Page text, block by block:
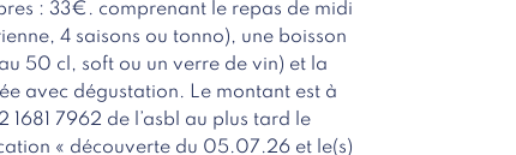
: 33€. comprenant le repas de midi
4 saisons ou tonno), une boisson
50 cl, soft ou un verre de vin) et la
avec dégustation. Le montant est à
1681 7962 de l’asbl au plus tard le
« découverte du 05.07.26 et le(s)